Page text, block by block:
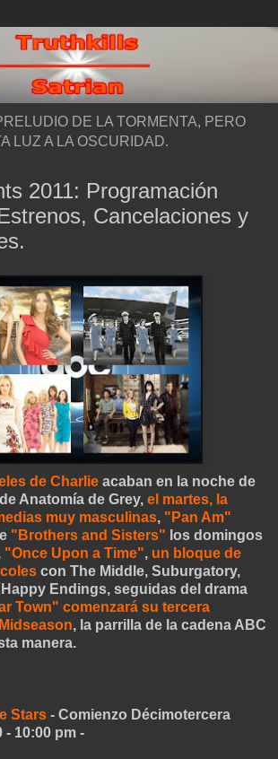
DE LA TORMENTA, PERO
LUZ A LA OSCURIDAD.
2011: Programación
Cancelaciones y
de Charlie acaban en la noche de
Anatomía de Grey, el martes, la
muy masculinas, "Pan Am"
"Brothers and Sisters" los domingos
"Once Upon a Time", un bloque de
con The Middle, Suburgatory,
Endings, seguidas del drama
Town" comenzará su tercera
, la parrilla de la cadena ABC
manera.
Stars - Comienzo Décimotercera
- 10:00 pm -